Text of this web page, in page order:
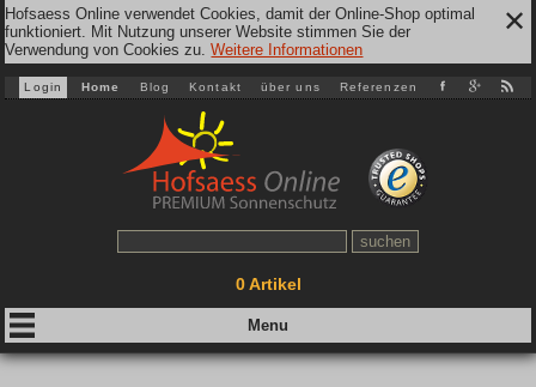
Hofsaess Online verwendet Cookies, damit der Online-Shop optimal
funktioniert. Mit Nutzung unserer Website stimmen Sie der
Verwendung von Cookies zu.Weitere Informationen
✕
Login Home Blog Kontakt über uns Referenzen
0Artikel